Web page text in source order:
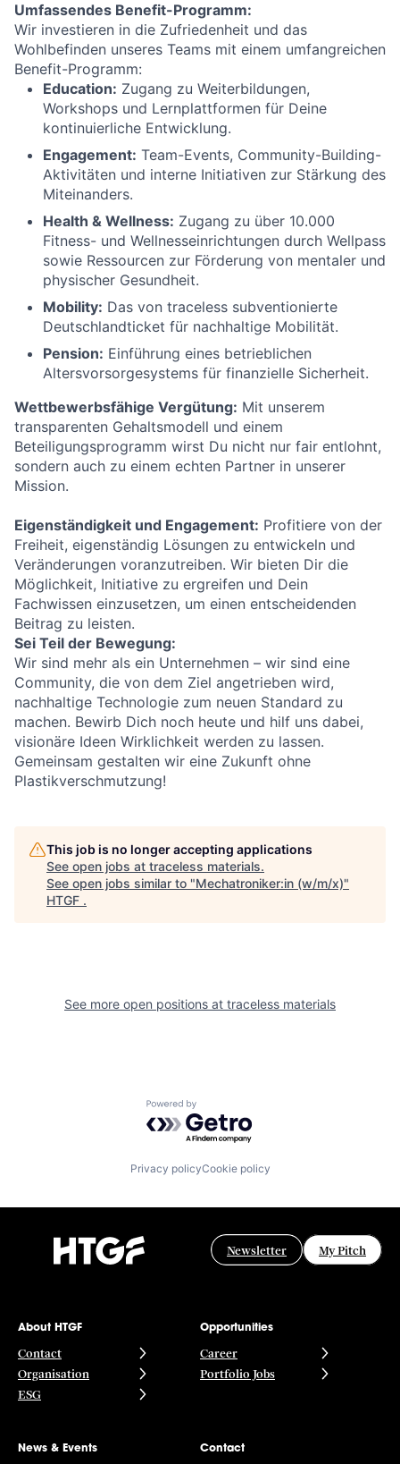
Umfassendes Benefit-Programm:
Wir investieren in die Zufriedenheit und das
Wohlbefinden unseres Teams mit einem umfangreichen
Benefit-Programm:
Education: Zugang zu Weiterbildungen,
Workshops und Lernplattformen für Deine
kontinuierliche Entwicklung.
Engagement: Team-Events, Community-Building-
Aktivitäten und interne Initiativen zur Stärkung des
Miteinanders.
Health & Wellness: Zugang zu über 10.000
Fitness- und Wellnesseinrichtungen durch Wellpass
sowie Ressourcen zur Förderung von mentaler und
physischer Gesundheit.
Mobility: Das von traceless subventionierte
Deutschlandticket für nachhaltige Mobilität.
Pension: Einführung eines betrieblichen
Altersvorsorgesystems für finanzielle Sicherheit.
Wettbewerbsfähige Vergütung: Mit unserem
transparenten Gehaltsmodell und einem
Beteiligungsprogramm wirst Du nicht nur fair entlohnt,
sondern auch zu einem echten Partner in unserer
Mission.
Eigenständigkeit und Engagement: Profitiere von der
Freiheit, eigenständig Lösungen zu entwickeln und
Veränderungen voranzutreiben. Wir bieten Dir die
Möglichkeit, Initiative zu ergreifen und Dein
Fachwissen einzusetzen, um einen entscheidenden
Beitrag zu leisten.
Sei Teil der Bewegung:
Wir sind mehr als ein Unternehmen – wir sind eine
Community, die von dem Ziel angetrieben wird,
nachhaltige Technologie zum neuen Standard zu
machen. Bewirb Dich noch heute und hilf uns dabei,
visionäre Ideen Wirklichkeit werden zu lassen.
Gemeinsam gestalten wir eine Zukunft ohne
Plastikverschmutzung!
This job is no longer accepting applications
See open jobs at traceless materials.
See open jobs similar to "Mechatroniker:in (w/m/x)"
HTGF .
See more open positions at traceless materials
Powered by Getro.com
Privacy policyCookie policy
Newsletter My Pitch
About HTGF
Contact
Organisation
ESG
Opportunities
Career
Portfolio Jobs
News & Events Contact